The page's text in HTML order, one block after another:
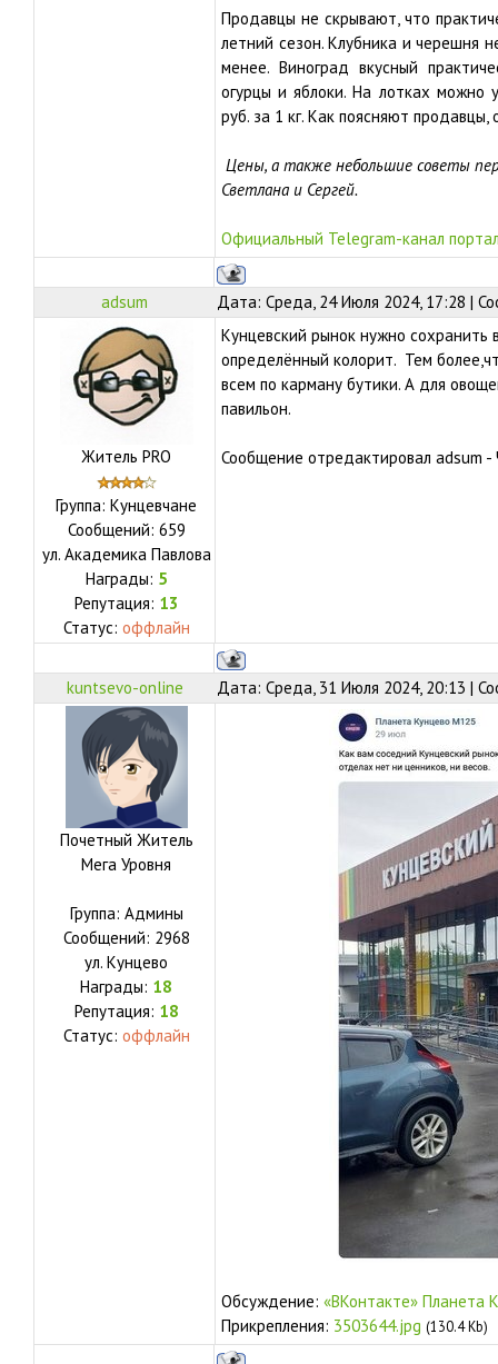
Продавцы не скрывают, что
летний сезон. Клубника и черешня
менее. Виноград вкусный
огурцы и яблоки. На лотках можно
руб. за 1 кг. Как поясняют продавцы,
Цены, а также небольшие советы
Светлана и Сергей.
Официальный Telegram-канал
adsum Дата: Среда, 24 Июля 2024, 17:28 |
Житель PRO
Группа: Кунцевчане
Сообщений: 659
ул. Академика Павлова
Награды: 5
Репутация: 13
Статус: оффлайн
Кунцевский рынок нужно сохранить
определённый колорит. Тем
всем по карману бутики. А для
павильон.
Сообщение отредактировал adsum -
kuntsevo-online Дата: Среда, 31 Июля 2024, 20:13 |
Почетный Житель
Мега Уровня
Группа: Админы
Сообщений: 2968
ул. Кунцево
Награды: 18
Репутация: 18
Статус: оффлайн
Обсуждение: «ВКонтакте» Планета
Прикрепления: 3503644.jpg (130.4 Kb)